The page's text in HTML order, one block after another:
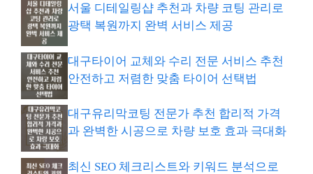
서울 디테일링샵 추천과 차량 코팅 관리로
광택 복원까지 완벽 서비스 제공
대구타이어 교체와 수리 전문 서비스 추천
안전하고 저렴한 맞춤 타이어 선택법
대구유리막코팅 전문가 추천 합리적 가격
과 완벽한 시공으로 차량 보호 효과 극대화
최신 SEO 체크리스트와 키워드 분석으로